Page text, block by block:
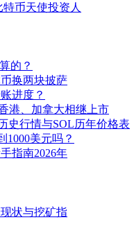
币天使投资人
的？
换两块披萨
进度？
港、加拿大相继上市
史行情与SOL历年价格表
1000美元吗？
指南2026年
状与挖矿指